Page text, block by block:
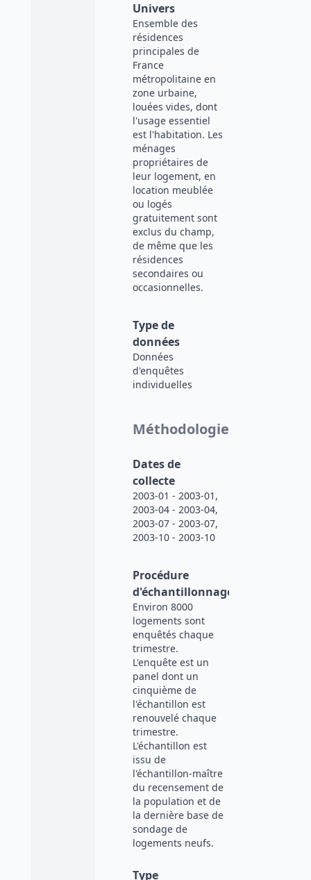
Univers
Ensemble des
résidences
principales de
France
métropolitaine en
zone urbaine,
louées vides, dont
l'usage essentiel
est l'habitation. Les
ménages
propriétaires de
leur logement, en
location meublée
ou logés
gratuitement sont
exclus du champ,
de même que les
résidences
secondaires ou
occasionnelles.
Type de
données
Données
d'enquêtes
individuelles
Méthodologie
Dates de
collecte
2003-01 - 2003-01,
2003-04 - 2003-04,
2003-07 - 2003-07,
2003-10 - 2003-10
Procédure
d'échantillonnage
Environ 8000
logements sont
enquêtés chaque
trimestre.
L'enquête est un
panel dont un
cinquième de
l'échantillon est
renouvelé chaque
trimestre.
L'échantillon est
issu de
l'échantillon-maître
du recensement de
la population et de
la dernière base de
sondage de
logements neufs.
Type